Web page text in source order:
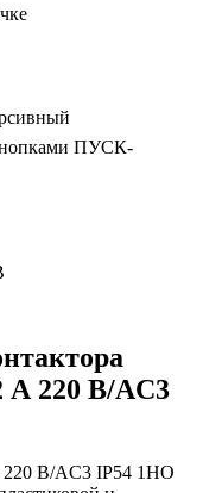
ПУСК-
А 220 В/AC3
220 В/AC3 IP54 1НО